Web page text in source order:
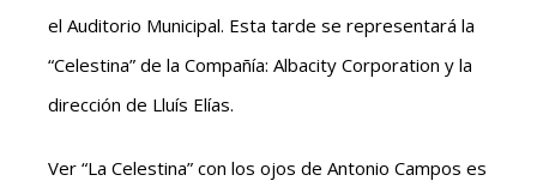
el Auditorio Municipal. Esta tarde se representará la
“Celestina” de la Compañía: Albacity Corporation y la
dirección de Lluís Elías.
Ver “La Celestina” con los ojos de Antonio Campos es